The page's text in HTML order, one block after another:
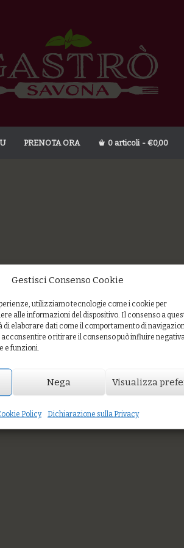
Gestisci Consenso Cookie
utilizziamo tecnologie come i cookie per
alle informazioni del dispositivo. Il consenso a
elaborare dati come il comportamento di
acconsentire o ritirare il consenso può influire
e funzioni.
Nega Visualizza
Policy Dichiarazione sulla Privacy
PRENOTA ORA 0 articoli €0,00
taggiasche, capperi, maggiorana
rosso, verde), salsa harissa